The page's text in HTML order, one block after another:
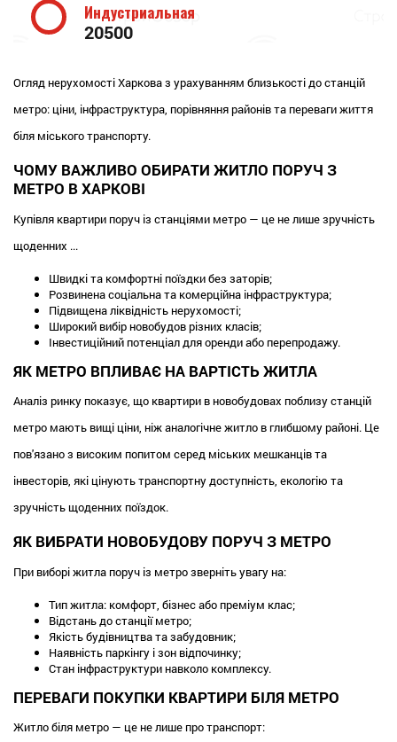
Индустриальная
20500
Огляд нерухомості Харкова з урахуванням близькості до станцій
метро: ціни, інфраструктура, порівняння районів та переваги життя
біля міського транспорту.
ЧОМУ ВАЖЛИВО ОБИРАТИ ЖИТЛО ПОРУЧ З
МЕТРО В ХАРКОВІ
Купівля квартири поруч із станціями метро — це не лише зручність
щоденних ...
Швидкі та комфортні поїздки без заторів;
Розвинена соціальна та комерційна інфраструктура;
Підвищена ліквідність нерухомості;
Широкий вибір новобудов різних класів;
Інвестиційний потенціал для оренди або перепродажу.
ЯК МЕТРО ВПЛИВАЄ НА ВАРТІСТЬ ЖИТЛА
Аналіз ринку показує, що квартири в новобудовах поблизу станцій
метро мають вищі ціни, ніж аналогічне житло в глибшому районі. Це
пов'язано з високим попитом серед міських мешканців та
інвесторів, які цінують транспортну доступність, екологію та
зручність щоденних поїздок.
ЯК ВИБРАТИ НОВОБУДОВУ ПОРУЧ З МЕТРО
При виборі житла поруч із метро зверніть увагу на:
Тип житла: комфорт, бізнес або преміум клас;
Відстань до станції метро;
Якість будівництва та забудовник;
Наявність паркінгу і зон відпочинку;
Стан інфраструктури навколо комплексу.
ПЕРЕВАГИ ПОКУПКИ КВАРТИРИ БІЛЯ МЕТРО
Житло біля метро — це не лише про транспорт: